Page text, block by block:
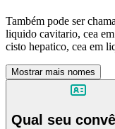
Também pode ser
liquido cavitario, cea
cisto hepatico, cea em
Mostrar mais nomes
Qual seu